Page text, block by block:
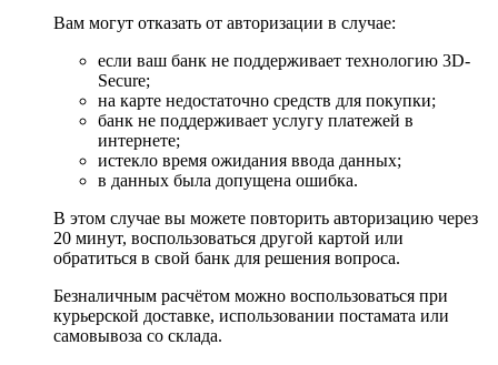
Вам могут отказать от авторизации в случае:
если ваш банк не поддерживает технологию 3D-
Secure;
на карте недостаточно средств для покупки;
банк не поддерживает услугу платежей в
интернете;
истекло время ожидания ввода данных;
в данных была допущена ошибка.
В этом случае вы можете повторить авторизацию через
20 минут, воспользоваться другой картой или
обратиться в свой банк для решения вопроса.
Безналичным расчётом можно воспользоваться при
курьерской доставке, использовании постамата или
самовывоза со склада.